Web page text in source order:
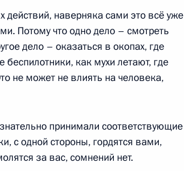
области
10
наверняка сами это всё уже
Потому что одно дело – смотреть
дело – оказаться в окопах, где
беспилотники, как мухи летают, где
не может не влиять на человека,
принимали соответствующие
с одной стороны, гордятся вами,
за вас, сомнений нет.